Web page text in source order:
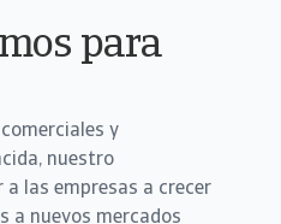
para
y
nuestro
a las empresas a crecer
a nuevos mercados